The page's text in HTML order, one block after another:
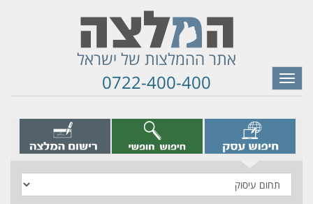
אתר ההמלצות של ישראל
0722-400-400
Toggle
navigation
עיסוק